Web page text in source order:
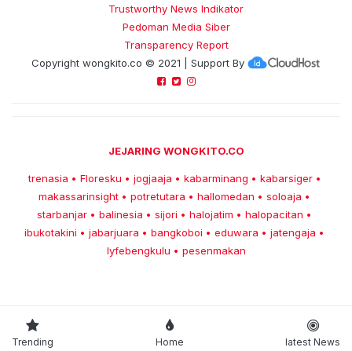
Trustworthy News Indikator
Pedoman Media Siber
Transparency Report
Copyright wongkito.co © 2021 | Support By
JEJARING WONGKITO.CO
trenasia • Floresku • jogjaaja • kabarminang • kabarsiger •
makassarinsight • potretutara • hallomedan • soloaja •
starbanjar • balinesia • sijori • halojatim • halopacitan •
ibukotakini • jabarjuara • bangkoboi • eduwara • jatengaja •
lyfebengkulu • pesenmakan
Trending Home latest News